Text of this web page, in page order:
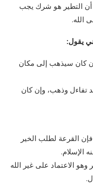
أن التطير هو شرك يجب
الله.
يقول:
كان سيذهب إلى مكان
تفاءل وذهب، وإن كان
فإن القرعة لطلب الخير
الإسلام.
الاعتماد على غير الله